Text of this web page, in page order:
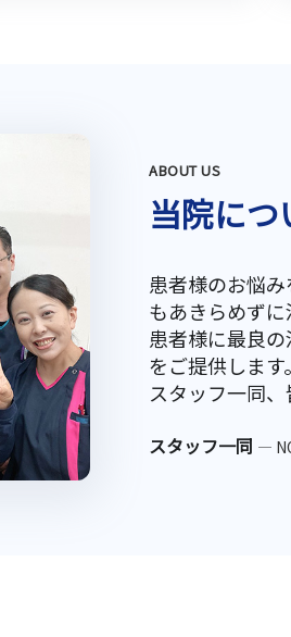
ABOUT US
当院につ
患者様のお悩
もあきらめずに
患者様に最良
をご提供します。
スタッフ一同
スタッフ一同 —